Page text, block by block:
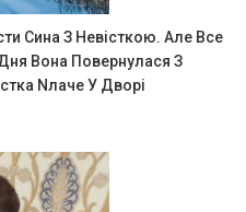
Сина З Невісткою. Але Все
Вона Повернулася З
Nлаче У Дворі